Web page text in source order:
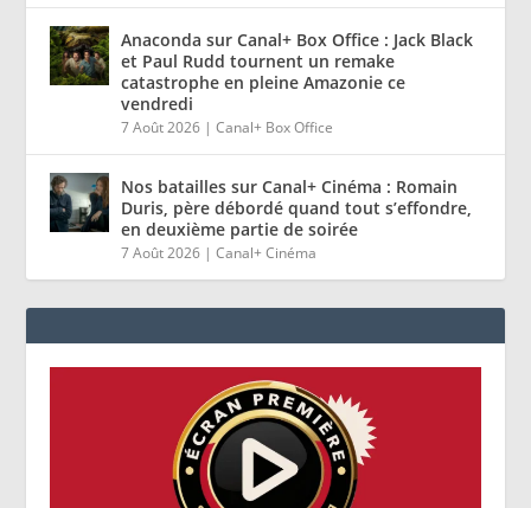
Anaconda sur Canal+ Box Office : Jack Black
et Paul Rudd tournent un remake
catastrophe en pleine Amazonie ce
vendredi
7 Août 2026 |Canal+ Box Office
Nos batailles sur Canal+ Cinéma : Romain
Duris, père débordé quand tout s’effondre,
en deuxième partie de soirée
7 Août 2026 |Canal+ Cinéma